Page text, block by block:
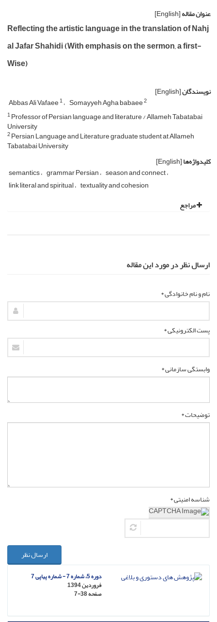
عنوان مقاله[English]
Reflecting the artistic language in the translation of Nahj
al Jafar Shahidi (With emphasis on the sermon, a first-
Wise)
نویسندگان[English]
Abbas Ali Vafaee1 Somayyeh Agha babaee2
1Professor of Persian language and literature / Allameh Tabatabai
University
2Persian Language and Literature graduate student at Allameh
Tabatabai University
کلیدواژه‌ها[English]
semantics grammar Persian season and connect
link literal and spiritual textuality and cohesion
مراجع
ارسال نظر در مورد این مقاله
نام و نام خانوادگی *
پست الکترونیکی *
وابستگی سازمانی *
توضیحات *
شناسه امنیتی *
ارسال نظر
دوره 5، شماره 7 - شماره پیاپی 7
فروردین 1394
صفحه7-38